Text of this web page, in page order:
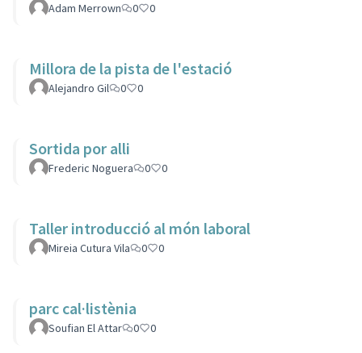
Adam Merrown 0 0
Millora de la pista de l'estació
Alejandro Gil 0 0
Sortida por alli
Frederic Noguera 0 0
Taller introducció al món laboral
Mireia Cutura Vila 0 0
parc cal·listènia
Soufian El Attar 0 0